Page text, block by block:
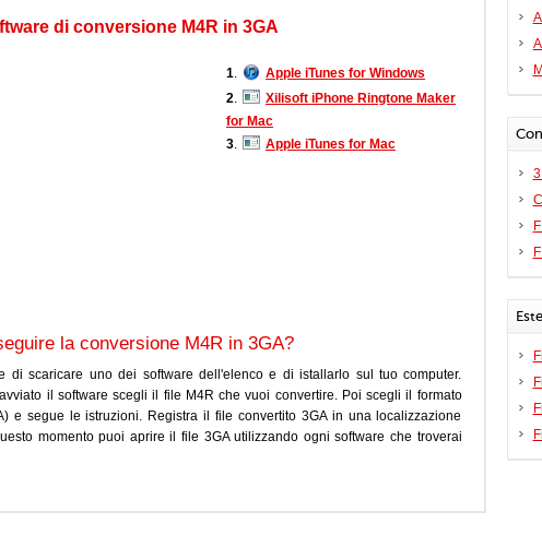
di conversione M4R in 3GA
1
Apple iTunes for Windows
2
Xilisoft iPhone Ringtone Maker
for Mac
3
Apple iTunes for Mac
la conversione M4R in 3GA?
di scaricare uno dei software dell'elenco e di istallarlo sul tuo computer.
il software scegli il file M4R che vuoi convertire. Poi scegli il formato
e segue le istruzioni. Registra il file convertito 3GA in una localizzazione
momento puoi aprire il file 3GA utilizzando ogni software che troverai